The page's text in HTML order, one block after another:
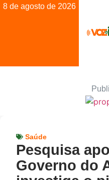
8 de agosto de 2026
Saúde
Pesquisa
Governo do